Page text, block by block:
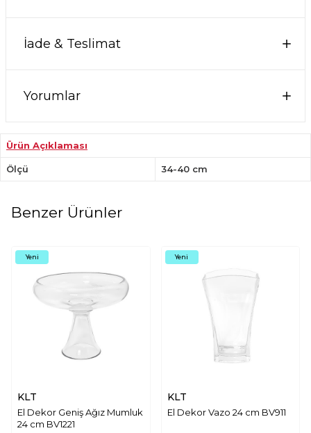
İade & Teslimat
Yorumlar
Ürün Açıklaması
Ölçü 34-40 cm
Benzer Ürünler
Yeni
KLT
El Dekor Geniş Ağız Mumluk
24 cm BV1221
Yeni
KLT
El Dekor Vazo 24 cm BV911